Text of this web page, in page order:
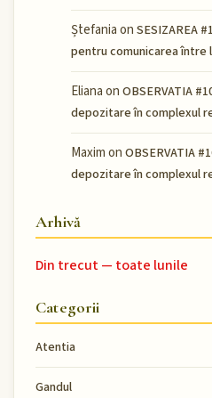
Ștefaniaon SESIZAREA
pentru comunicarea între
Elianaon OBSERVATIA
depozitare în complexul
Maximon OBSERVATIA
depozitare în complexul
Arhivă
Din trecut — toate lunile
Categorii
Atentia
Gandul